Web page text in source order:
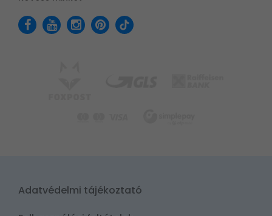
Adatvédelmi tájékoztató